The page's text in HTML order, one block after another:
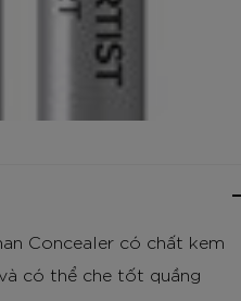
Concealer có chất kem
có thể che tốt quầng